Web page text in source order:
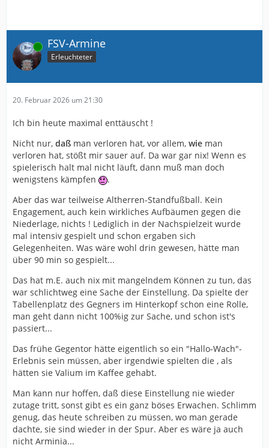
Online FSV-Armine
Erleuchteter
20. Februar 2026 um 21:30
Ich bin heute maximal enttäuscht !
Nicht nur, daß man verloren hat, vor allem, wie man
verloren hat, stößt mir sauer auf. Da war gar nix! Wenn es
spielerisch halt mal nicht läuft, dann muß man doch
wenigstens kämpfen
.
Aber das war teilweise Altherren-Standfußball. Kein
Engagement, auch kein wirkliches Aufbäumen gegen die
Niederlage, nichts ! Lediglich in der Nachspielzeit wurde
mal intensiv gespielt und schon ergaben sich
Gelegenheiten. Was wäre wohl drin gewesen, hätte man
über 90 min so gespielt...
Das hat m.E. auch nix mit mangelndem Können zu tun, das
war schlichtweg eine Sache der Einstellung. Da spielte der
Tabellenplatz des Gegners im Hinterkopf schon eine Rolle,
man geht dann nicht 100%ig zur Sache, und schon ist's
passiert...
Das frühe Gegentor hätte eigentlich so ein "Hallo-Wach"-
Erlebnis sein müssen, aber irgendwie spielten die , als
hätten sie Valium im Kaffee gehabt.
Man kann nur hoffen, daß diese Einstellung nie wieder
zutage tritt, sonst gibt es ein ganz böses Erwachen. Schlimm
genug, das heute schreiben zu müssen, wo man gerade
dachte, sie sind wieder in der Spur. Aber es wäre ja auch
nicht Arminia...